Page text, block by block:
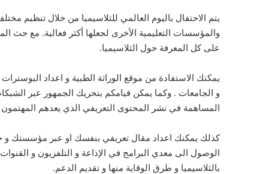
يتم الاحتفال باليوم العالمي للثلاسيميا من خلال تنظيم
والمؤسسات التعليمية الأخرى لجعلها أكثر فعالية. مع
على كل المعرفة حول الثلاسيميا.
يمكنك الاستفادة من موقع الوراثة الطبية و اعداد
و الجامعات . وكما يمكن قيامكم بتحريك الجمهور عبر
المساهمة في نشر المحتوى التعريفي الذي يعدهم
كذلك يمكنك اعداد مقال تعريفي بنفسك او عبر مؤسستك و
الوصول الى معدي البرامج في الإذاعة و التلفزيون و
بالثلاسيميا و طرق الوقاية منها و تقديم الدعم.